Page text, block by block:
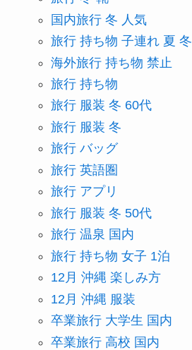
国内旅行 冬 人気
旅行 持ち物 子連れ 夏 冬
海外旅行 持ち物 禁止
旅行 持ち物
旅行 服装 冬 60代
旅行 服装 冬
旅行 バッグ
旅行 英語圏
旅行 アプリ
旅行 服装 冬 50代
旅行 温泉 国内
旅行 持ち物 女子 1泊
12月 沖縄 楽しみ方
12月 沖縄 服装
卒業旅行 大学生 国内
卒業旅行 高校 国内